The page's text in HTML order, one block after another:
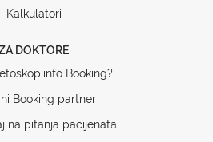
Kalkulatori
DOKTORE
Booking?
Booking partner
na pitanja pacijenata